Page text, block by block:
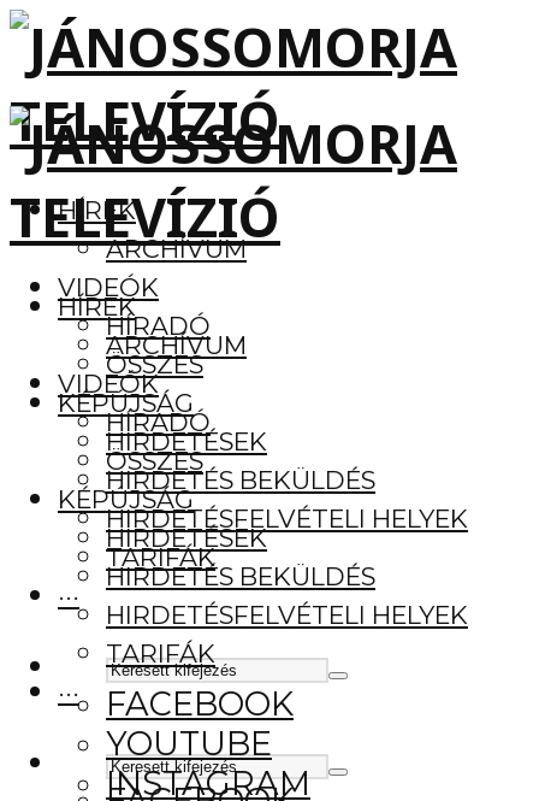
HÍREK
ARCHÍVUM
VIDEÓK
HÍRADÓ
ÖSSZES
KÉPÚJSÁG
HIRDETÉSEK
HIRDETÉS BEKÜLDÉS
HIRDETÉSFELVÉTELI HELYEK
TARIFÁK
···
FACEBOOK
YOUTUBE
INSTAGRAM
HÍREK
ARCHÍVUM
VIDEÓK
HÍRADÓ
ÖSSZES
KÉPÚJSÁG
HIRDETÉSEK
HIRDETÉS BEKÜLDÉS
HIRDETÉSFELVÉTELI HELYEK
TARIFÁK
···